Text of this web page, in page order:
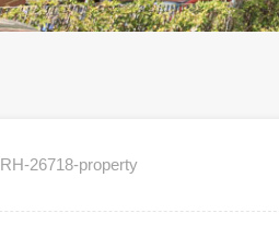
RH-26718-property